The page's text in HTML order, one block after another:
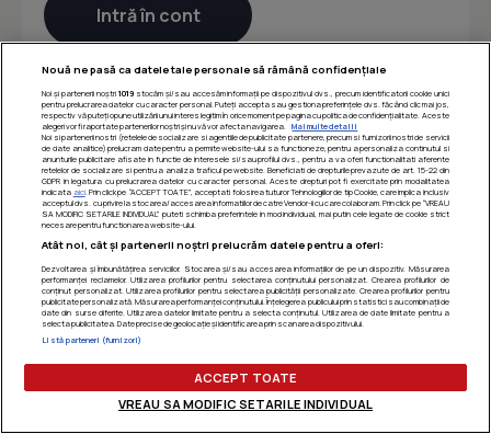
Nouă ne pasă ca datele tale personale să rămână confidențiale
Noi și partenerii noștri 1019stocăm și/sau accesăm informații pe dispozitivul dvs., precum identificatorii cookie unici
pentru prelucrarea datelor cu caracter personal. Puteți accepta sau gestiona preferințele dvs. făcând clic mai jos,
respectiv vă puteți opune utilizării unui interes legitim în orice moment pe pagina cu politica de confidențialitate. Aceste
alegeri vor fi raportate partenerilor noștri și nu vă vor afecta navigarea.
Mai multe detalii
Noi si partenerii nostri (retelele de socializare si agentiile de publicitate partenere, precum si furnizorii nostri de servicii
de date analitice) prelucram date pentru a permite website-ului sa functioneze, pentru a personaliza continutul si
anunturile publicitare afisate in functie de interesele si/sau profilul dvs., pentru a va oferi functionalitati aferente
retelelor de socializare si pentru a analiza traficul pe website. Beneficiati de drepturile prevazute de art. 15-22 din
GDPR in legatura cu prelucrarea datelor cu caracter personal. Aceste drepturi pot fi exercitate prin modalitatea
indicata aici. Prin click pe “ACCEPT TOATE”, acceptati folosirea tuturor Tehnologiilor de tip Cookie, care implica inclusiv
acceptul dvs. cu privire la stocarea/accesarea informatiilor de catre Vendor-ii cu care colaboram. Prin click pe “VREAU
SA MODIFIC SETARILE INDIVIDUAL” puteti schimba preferintele in mod individual, mai putin cele legate de cookie strict
necesare pentru functionarea website-ului.
Atât noi, cât și partenerii noștri prelucrăm datele pentru a oferi:
Dezvoltarea și îmbunătățirea serviciilor. Stocarea și/sau accesarea informațiilor de pe un dispozitiv. Măsurarea
performanței reclamelor. Utilizarea profilurilor pentru selectarea conținutului personalizat. Crearea profilurilor de
conținut personalizat. Utilizarea profilurilor pentru selectarea publicității personalizate. Crearea profilurilor pentru
publicitate personalizată. Măsurarea performanței conținutului. Înțelegerea publicului prin statistici sau combinații de
date din surse diferite. Utilizarea datelor limitate pentru a selecta conținutul. Utilizarea de date limitate pentru a
selecta publicitatea. Date precise de geolocație și identificarea prin scanarea dispozitivului.
Listă parteneri (furnizori)
ACCEPT TOATE
VREAU SA MODIFIC SETARILE INDIVIDUAL